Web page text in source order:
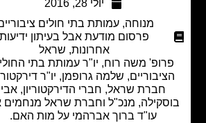
עמותת בתי חולים ציבוריים,
פרסום מודעת אבל בעיתון ידיעות
אחרונות,שראל
משה רוח, יו"ר עמותת בתי החולים
שלמה גרופמן, יו"ר דירקטוריון
חברת שראל, חברי הדירקטוריון, אבי
מנכ"ל וחברת שראל מנחמים את
עו"ד ברוך אברהמי על מות האם.